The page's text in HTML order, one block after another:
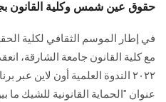
حقوق عين شمس وكلية القانون
في إطار الموسم الثقافي لكلية
مع كلية القانون جامعة الشارقة،
٢٠٢٢ الندوة العلمية أون لاين
عنوان "الحماية القانونية للشيك ما